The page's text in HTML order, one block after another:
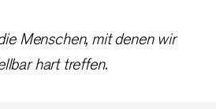
Menschen, mit denen wir
hart treffen.